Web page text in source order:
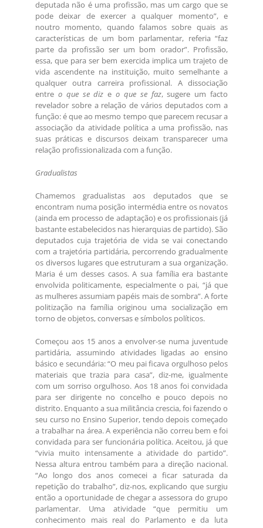
deputada não é uma profissão, mas um cargo que se
pode deixar de exercer a qualquer momento”, e
noutro momento, quando falamos sobre quais as
características de um bom parlamentar, referia “faz
parte da profissão ser um bom orador”. Profissão,
essa, que para ser bem exercida implica um trajeto de
vida ascendente na instituição, muito semelhante a
qualquer outra carreira profissional. A dissociação
entre o que se diz eo que se faz, sugere um facto
revelador sobre a relação de vários deputados com a
função: é que ao mesmo tempo que parecem recusar a
associação da atividade política a uma profissão, nas
suas práticas e discursos deixam transparecer uma
relação profissionalizada com a função.
Gradualistas
Chamemos gradualistas aos deputados que se
encontram numa posição intermédia entre os novatos
(ainda em processo de adaptação) e os profissionais (já
bastante estabelecidos nas hierarquias de partido). São
deputados cuja trajetória de vida se vai conectando
com a trajetória partidária, percorrendo gradualmente
os diversos lugares que estruturam a sua organização.
Maria é um desses casos. A sua família era bastante
envolvida politicamente, especialmente o pai, “já que
as mulheres assumiam papéis mais de sombra”. A forte
politização na família originou uma socialização em
torno de objetos, conversas e símbolos políticos.
Começou aos 15 anos a envolver-se numa juventude
partidária, assumindo atividades ligadas ao ensino
básico e secundária: “O meu pai ficava orgulhoso pelos
materiais que trazia para casa”, diz-me, igualmente
com um sorriso orgulhoso. Aos 18 anos foi convidada
para ser dirigente no concelho e pouco depois no
distrito. Enquanto a sua militância crescia, foi fazendo o
seu curso no Ensino Superior, tendo depois começado
a trabalhar na área. A experiência não correu bem e foi
convidada para ser funcionária política. Aceitou, já que
“vivia muito intensamente a atividade do partido”.
Nessa altura entrou também para a direção nacional.
“Ao longo dos anos comecei a ficar saturada da
repetição do trabalho”, diz-nos, explicando que surgiu
então a oportunidade de chegar a assessora do grupo
parlamentar. Uma atividade “que permitiu um
conhecimento mais real do Parlamento e da luta